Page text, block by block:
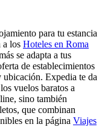
para tu estancia
a los Hoteles en Roma
se adapta a tus
de establecimientos
ubicación. Expedia te da
vuelos baratos a
sino también
que combinan
en la página Viajes